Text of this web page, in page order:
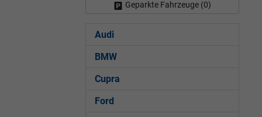
Geparkte Fahrzeuge (0)
Audi
BMW
Cupra
Ford